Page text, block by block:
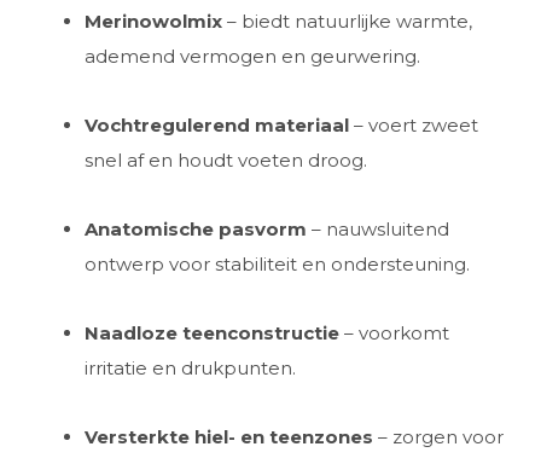
Merinowolmix – biedt natuurlijke warmte,
ademend vermogen en geurwering.
Vochtregulerend materiaal – voert zweet
snel af en houdt voeten droog.
Anatomische pasvorm – nauwsluitend
ontwerp voor stabiliteit en ondersteuning.
Naadloze teenconstructie – voorkomt
irritatie en drukpunten.
Versterkte hiel- en teenzones – zorgen voor